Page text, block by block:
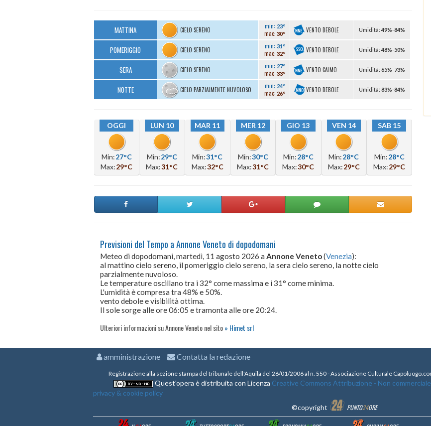
MATTINA CIELO SERENO min: 23º
max: 30º VENTO DEBOLE Umidità: 49%-84%
POMERIGGIO CIELO SERENO min: 31º
max: 32º VENTO DEBOLE Umidità: 48%-50%
SERA CIELO SERENO min: 27º
max: 33º VENTO CALMO Umidità: 65%-73%
NOTTE CIELO PARZIALMENTE NUVOLOSO min: 24º
max: 26º VENTO DEBOLE Umidità: 83%-84%
OGGI
Min:27°C
Max:29°C
LUN 10
Min:29°C
Max:31°C
MAR 11
Min:31°C
Max:32°C
MER 12
Min:30°C
Max:31°C
GIO 13
Min:28°C
Max:30°C
VEN 14
Min:28°C
Max:29°C
SAB 15
Min:28°C
Max:29°C
Previsioni del Tempo a Annone Veneto di dopodomani
Meteo di dopodomani, martedì, 11 agosto 2026 a Annone Veneto(Venezia):
al mattino cielo sereno, il pomeriggio cielo sereno, la sera cielo sereno, la notte cielo
parzialmente nuvoloso.
Le temperature oscillano tra i 32° come massima e i 31° come minima.
L'umidità è compresa tra 48% e 50%.
vento debole e visibilità ottima.
Il sole sorge alle ore 06:05 e tramonta alle ore 20:24.
Ulteriori informazioni su Annone Veneto nel sito Himet srl
amministrazione Contatta la redazione
Registrazione alla sezione stampa del tribunale dell'Aquila del 26/01/2006 al n. 550 - Associazione Culturale
Quest'opera è distribuita con Licenza Creative Commons Attribuzione - Non
privacy & cookie policy
©copyright
PUNTO24ORE